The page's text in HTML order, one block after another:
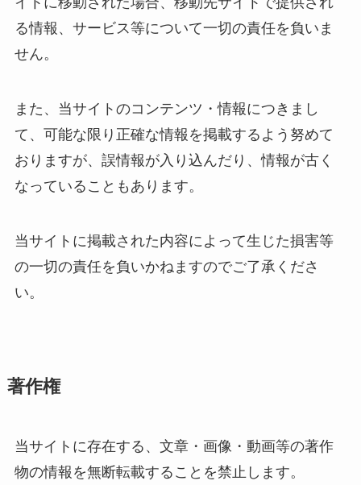
る情報、サービス等について一切の責任を負いま
せん。
また、当サイトのコンテンツ・情報につきまし
て、可能な限り正確な情報を掲載するよう努めて
おりますが、誤情報が入り込んだり、情報が古く
なっていることもあります。
当サイトに掲載された内容によって生じた損害等
の一切の責任を負いかねますのでご了承くださ
い。
著作権
当サイトに存在する、文章・画像・動画等の著作
物の情報を無断転載することを禁止します。